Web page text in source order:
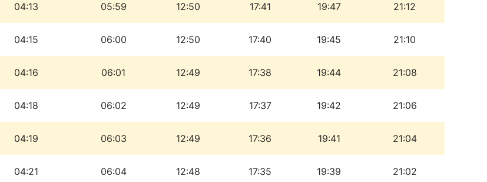
04:13 05:59 12:50 17:41 19:47 21:12
04:15 06:00 12:50 17:40 19:45 21:10
04:16 06:01 12:49 17:38 19:44 21:08
04:18 06:02 12:49 17:37 19:42 21:06
04:19 06:03 12:49 17:36 19:41 21:04
04:21 06:04 12:48 17:35 19:39 21:02